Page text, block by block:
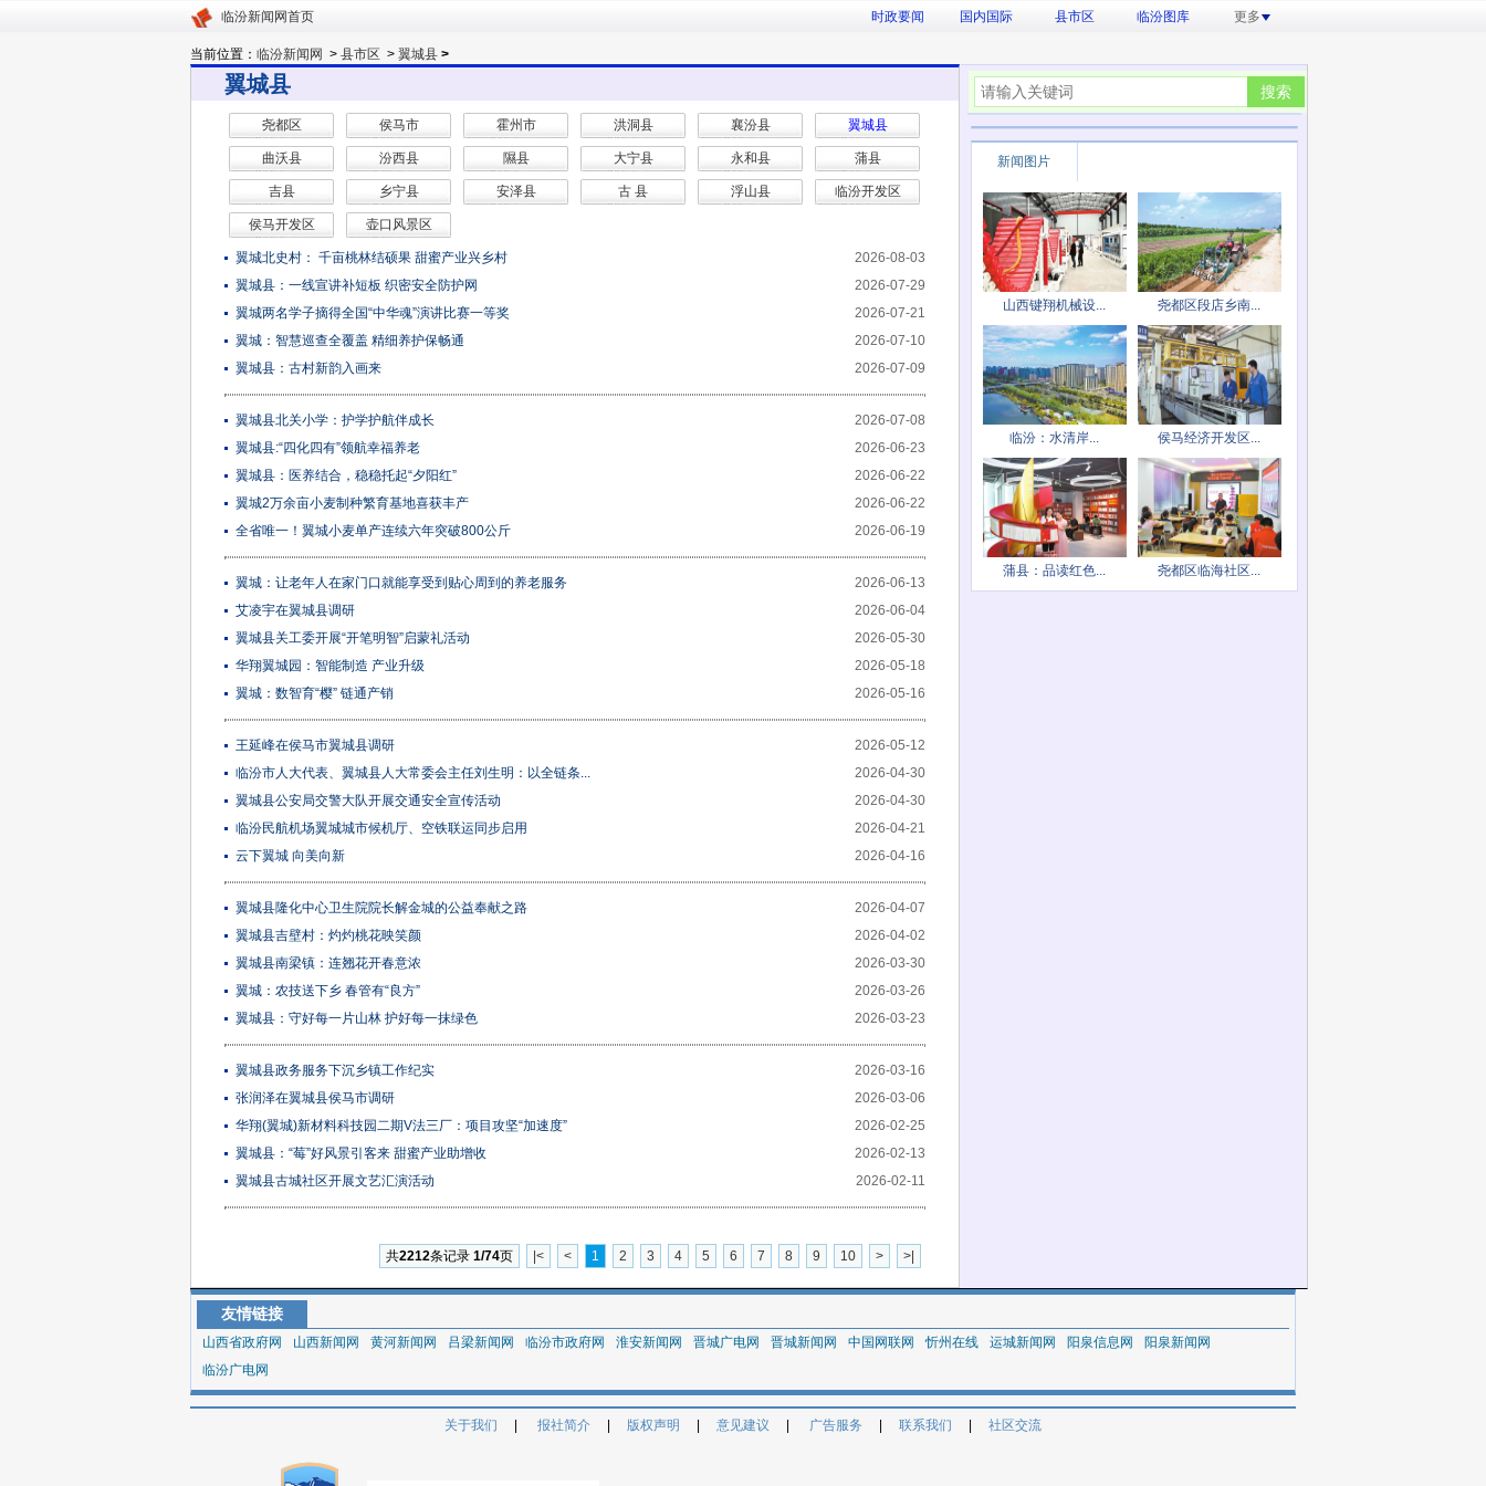
时政要闻 国内国际 县市区 临汾图库 更多
临汾新闻网首页
当前位置： 临汾新闻网 > 县市区 > 翼城县 >
翼城县
尧都区 侯马市 霍州市 洪洞县 襄汾县 翼城县
曲沃县 汾西县 隰县 大宁县 永和县 蒲县
吉县 乡宁县 安泽县 古 县 浮山县 临汾开发区
侯马开发区 壶口风景区
翼城北史村： 千亩桃林结硕果 甜蜜产业兴乡村
2026-08-03
翼城县：一线宣讲补短板 织密安全防护网
2026-07-29
翼城两名学子摘得全国“中华魂”演讲比赛一等奖
2026-07-21
翼城：智慧巡查全覆盖 精细养护保畅通
2026-07-10
翼城县：古村新韵入画来
2026-07-09
翼城县北关小学：护学护航伴成长
2026-07-08
翼城县:“四化四有”领航幸福养老
2026-06-23
翼城县：医养结合，稳稳托起“夕阳红”
2026-06-22
翼城2万余亩小麦制种繁育基地喜获丰产
2026-06-22
全省唯一！翼城小麦单产连续六年突破800公斤
2026-06-19
翼城：让老年人在家门口就能享受到贴心周到的养老服务
2026-06-13
艾凌宇在翼城县调研
2026-06-04
翼城县关工委开展“开笔明智”启蒙礼活动
2026-05-30
华翔翼城园：智能制造 产业升级
2026-05-18
翼城：数智育“樱” 链通产销
2026-05-16
王延峰在侯马市翼城县调研
2026-05-12
临汾市人大代表、翼城县人大常委会主任刘生明：以全链条...
2026-04-30
翼城县公安局交警大队开展交通安全宣传活动
2026-04-30
临汾民航机场翼城城市候机厅、空铁联运同步启用
2026-04-21
​云下翼城 向美向新
2026-04-16
翼城县隆化中心卫生院院长解金城的公益奉献之路
2026-04-07
翼城县吉壁村：灼灼桃花映笑颜
2026-04-02
翼城县南梁镇：连翘花开春意浓
2026-03-30
翼城：农技送下乡 春管有“良方”
2026-03-26
翼城县：守好每一片山林 护好每一抹绿色
2026-03-23
翼城县政务服务下沉乡镇工作纪实
2026-03-16
张润泽在翼城县侯马市调研
2026-03-06
华翔(翼城)新材料科技园二期V法三厂：项目攻坚“加速度”
2026-02-25
翼城县：“莓”好风景引客来 甜蜜产业助增收
2026-02-13
翼城县古城社区开展文艺汇演活动
2026-02-11
|< < 1 2 3 4 5 6 7 8 9 10 > >|
共2212条记录 1/74页
新闻图片
山西键翔机械设... 尧都区段店乡南...
临汾：水清岸... 侯马经济开发区...
蒲县：品读红色... 尧都区临海社区...
友情链接
山西省政府网 山西新闻网 黄河新闻网 吕梁新闻网 临汾市政府网 淮安新闻网 晋城广电网 晋城新闻网 中国网联网 忻州在线 运城新闻网 阳泉信息网
阳泉新闻网
临汾广电网
关于我们 报社简介 版权声明 意见建议 广告服务 联系我们 社区交流